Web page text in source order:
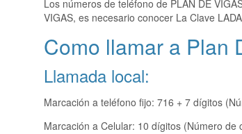
Los números de teléfono de PLAN DE
VIGAS, es necesario conocer La Clave
Como llamar a Plan
Llamada local:
Marcación a teléfono fijo: 716 + 7 dígitos
Marcación a Celular: 10 dígitos (Número de